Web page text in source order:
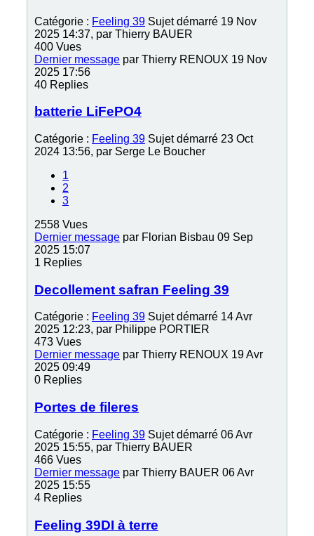
Catégorie : Feeling 39 Sujet démarré 19 Nov
2025 14:37, par Thierry BAUER
400 Vues
Dernier message par Thierry RENOUX 19 Nov
2025 17:56
40 Replies
batterie LiFePO4
Catégorie : Feeling 39 Sujet démarré 23 Oct
2024 13:56, par Serge Le Boucher
1
2
3
2558 Vues
Dernier message par Florian Bisbau 09 Sep
2025 15:07
1 Replies
Decollement safran Feeling 39
Catégorie : Feeling 39 Sujet démarré 14 Avr
2025 12:23, par Philippe PORTIER
473 Vues
Dernier message par Thierry RENOUX 19 Avr
2025 09:49
0 Replies
Portes de fileres
Catégorie : Feeling 39 Sujet démarré 06 Avr
2025 15:55, par Thierry BAUER
466 Vues
Dernier message par Thierry BAUER 06 Avr
2025 15:55
4 Replies
Feeling 39DI à terre